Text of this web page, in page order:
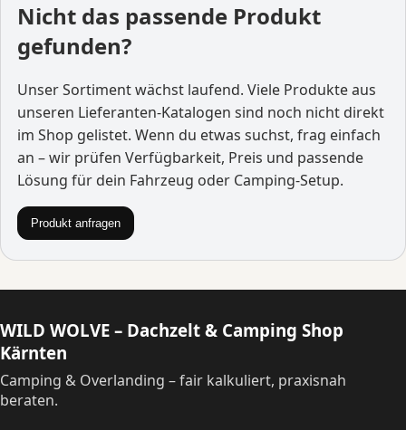
Optionen
der
Produktseite
gewählt
werden
Nicht das passende Produkt
gefunden?
Unser Sortiment wächst laufend. Viele Produkte aus
unseren Lieferanten-Katalogen sind noch nicht direkt
im Shop gelistet. Wenn du etwas suchst, frag einfach
an – wir prüfen Verfügbarkeit, Preis und passende
Lösung für dein Fahrzeug oder Camping-Setup.
Produkt anfragen
WILD WOLVE – Dachzelt & Camping Shop
Kärnten
Camping & Overlanding – fair kalkuliert, praxisnah
beraten.